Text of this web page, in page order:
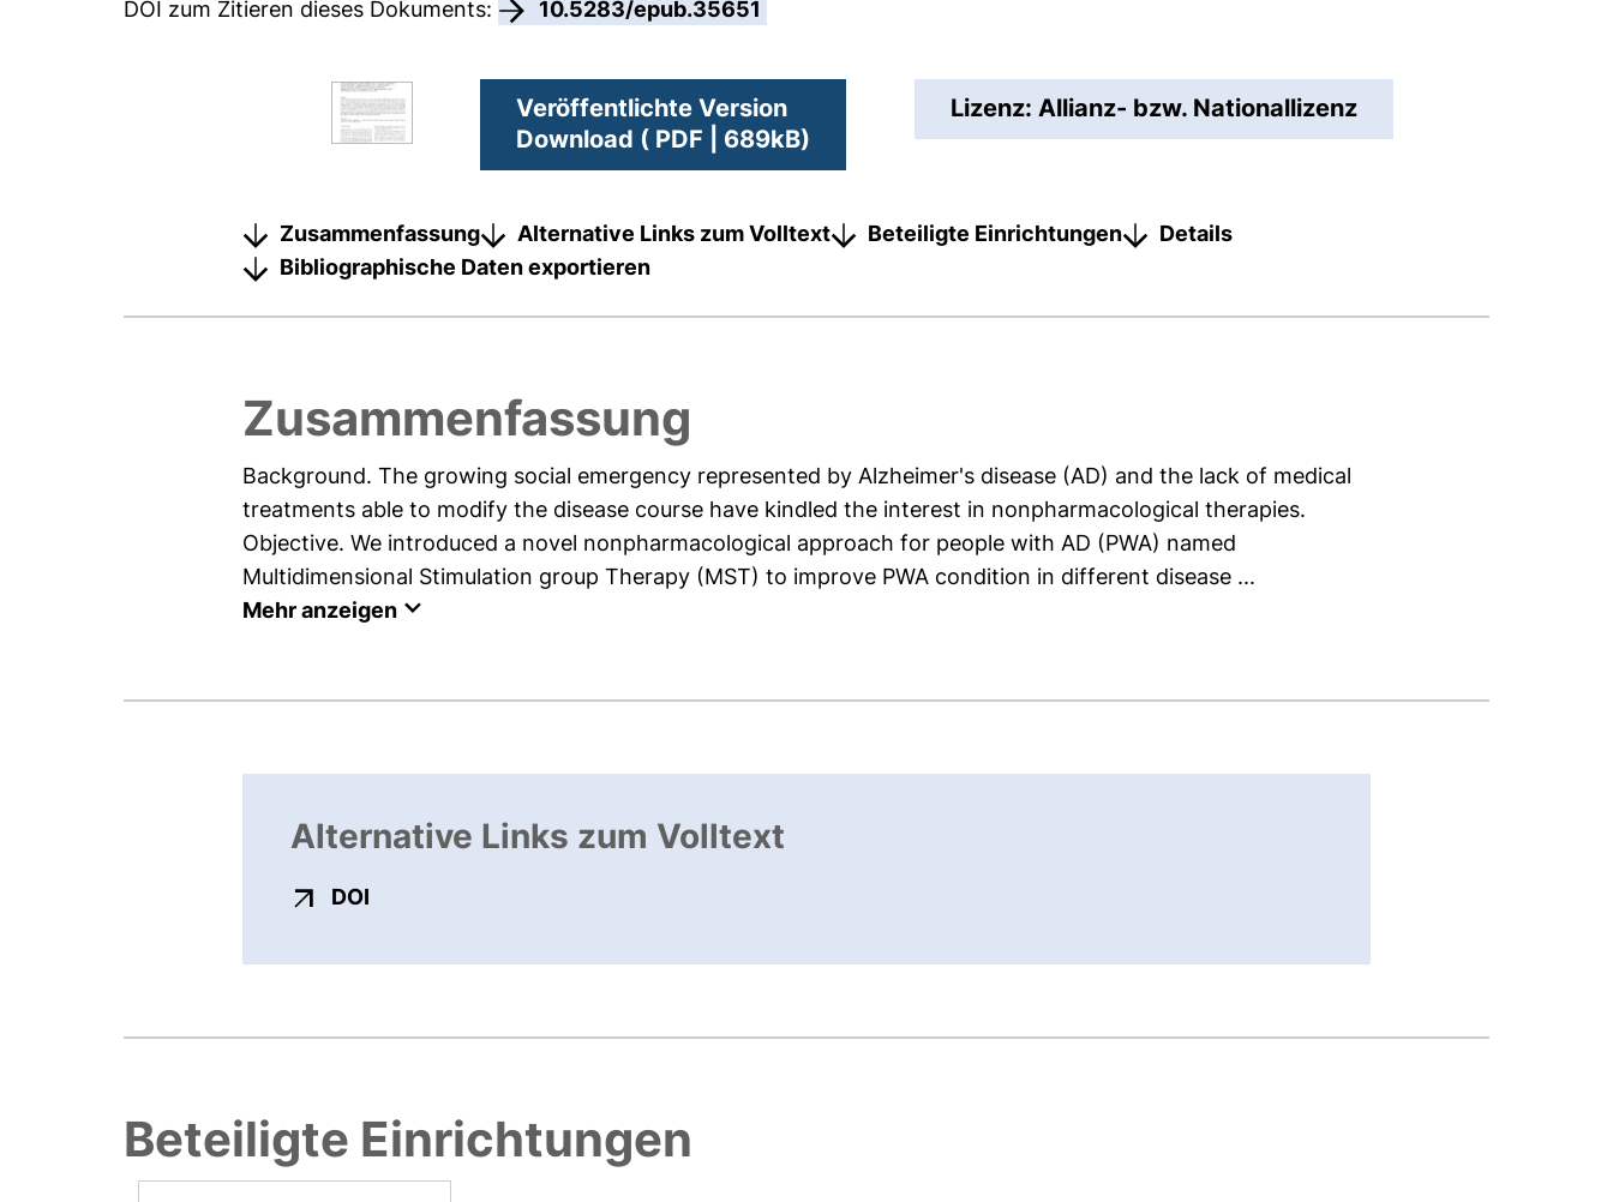
DOI zum Zitieren dieses Dokuments:
10.5283/epub.35651
Veröffentlichte Version
Download ( PDF | 689kB)
Lizenz: Allianz- bzw. Nationallizenz
Zusammenfassung Alternative Links zum Volltext Beteiligte Einrichtungen
Details
Bibliographische Daten exportieren
Zusammenfassung
Background. The growing social emergency represented by Alzheimer's disease (AD) and the lack of medical
treatments able to modify the disease course have kindled the interest in nonpharmacological therapies.
Objective. We introduced a novel nonpharmacological approach for people with AD (PWA) named
Multidimensional Stimulation group Therapy (MST) to improve PWA condition in different disease ...
Mehr anzeigen
Alternative Links zum Volltext
DOI
Beteiligte Einrichtungen